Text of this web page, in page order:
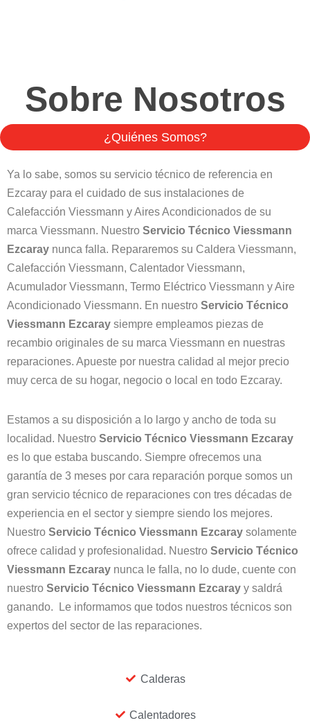
Sobre Nosotros
¿Quiénes Somos?
Ya lo sabe, somos su servicio técnico de referencia en
Ezcaray para el cuidado de sus instalaciones de
Calefacción Viessmann y Aires Acondicionados de su
marca Viessmann. Nuestro Servicio Técnico Viessmann
Ezcaray nunca falla. Repararemos su Caldera Viessmann,
Calefacción Viessmann, Calentador Viessmann,
Acumulador Viessmann, Termo Eléctrico Viessmann y Aire
Acondicionado Viessmann. En nuestro Servicio Técnico
Viessmann Ezcaray siempre empleamos piezas de
recambio originales de su marca Viessmann en nuestras
reparaciones. Apueste por nuestra calidad al mejor precio
muy cerca de su hogar, negocio o local en todo Ezcaray.
Estamos a su disposición a lo largo y ancho de toda su
localidad. Nuestro Servicio Técnico Viessmann Ezcaray
es lo que estaba buscando. Siempre ofrecemos una
garantía de 3 meses por cara reparación porque somos un
gran servicio técnico de reparaciones con tres décadas de
experiencia en el sector y siempre siendo los mejores.
Nuestro Servicio Técnico Viessmann Ezcaray solamente
ofrece calidad y profesionalidad. Nuestro Servicio Técnico
Viessmann Ezcaray nunca le falla, no lo dude, cuente con
nuestro Servicio Técnico Viessmann Ezcaray y saldrá
ganando. Le informamos que todos nuestros técnicos son
expertos del sector de las reparaciones.
Calderas
Calentadores